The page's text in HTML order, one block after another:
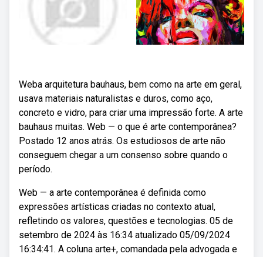
Weba arquitetura bauhaus, bem como na arte em geral,
usava materiais naturalistas e duros, como aço,
concreto e vidro, para criar uma impressão forte. A arte
bauhaus muitas. Web — o que é arte contemporânea?
Postado 12 anos atrás. Os estudiosos de arte não
conseguem chegar a um consenso sobre quando o
período.
Web — a arte contemporânea é definida como
expressões artísticas criadas no contexto atual,
refletindo os valores, questões e tecnologias. 05 de
setembro de 2024 às 16:34 atualizado 05/09/2024
16:34:41. A coluna arte+, comandada pela advogada e